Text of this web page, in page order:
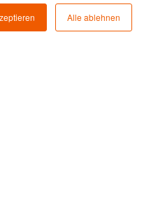
Alle ablehnen
erworben werden.